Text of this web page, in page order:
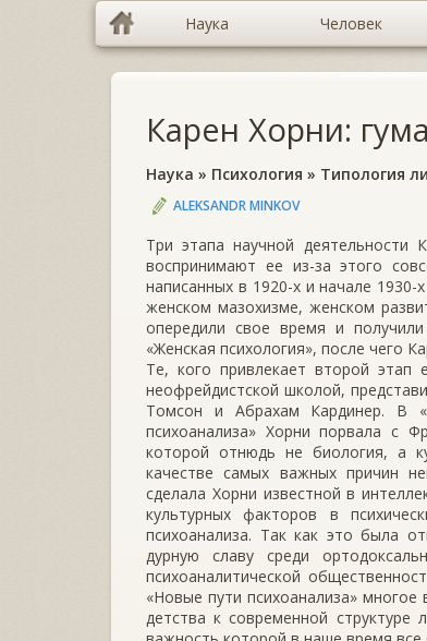
Наука Человек
Карен Хорни:
Наука » Психология » Типология
ALEKSANDR MINKOV
Три этапа научной деятельности
воспринимают ее из-за этого
написанных в 1920-х и начале
женском мазохизме, женском
опередили свое время и
«Женская психология», после чего
Те, кого привлекает второй этап
неофрейдистской школой,
Томсон и Абрахам Кардинер. В
психоанализа» Хорни порвала с
которой отнюдь не биология, а
качестве самых важных причин
сделала Хорни известной в
культурных факторов в
психоанализа. Так как это была
дурную славу среди
психоаналитической
«Новые пути психоанализа»
детства к современной структуре